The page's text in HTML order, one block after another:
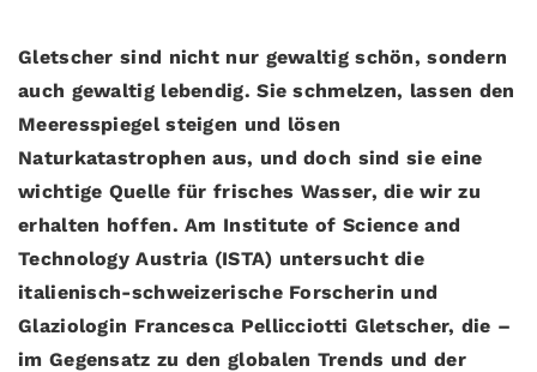
Gletscher sind nicht nur gewaltig schön, sondern
auch gewaltig lebendig. Sie schmelzen, lassen den
Meeresspiegel steigen und lösen
Naturkatastrophen aus, und doch sind sie eine
wichtige Quelle für frisches Wasser, die wir zu
erhalten hoffen. Am Institute of Science and
Technology Austria (ISTA) untersucht die
italienisch-schweizerische Forscherin und
Glaziologin Francesca Pellicciotti Gletscher, die –
im Gegensatz zu den globalen Trends und der